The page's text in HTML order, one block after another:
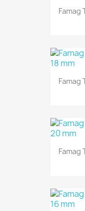
Famag
Famag
Famag